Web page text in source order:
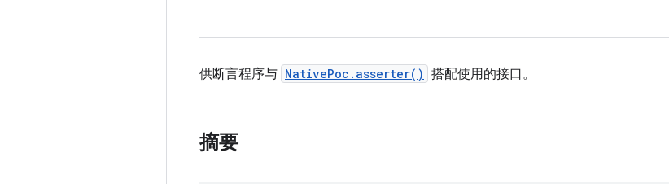
供断言程序与 NativePoc.asserter() 搭配使用的接口。
摘要